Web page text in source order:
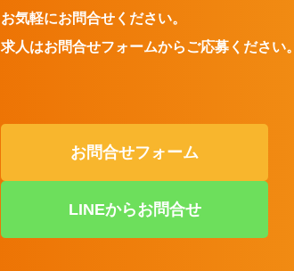
お気軽にお問合せください。
求人はお問合せフォームからご応募ください。
お問合せフォーム
LINEからお問合せ